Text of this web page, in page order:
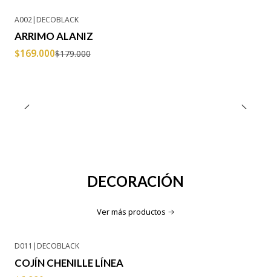
A002|DECOBLACK
ARRIMO ALANIZ
$169.000$179.000
DECORACIÓN
Ver más productos
-13% OFF
D011 |DECOBLACK
COJÍN CHENILLE LÍNEA